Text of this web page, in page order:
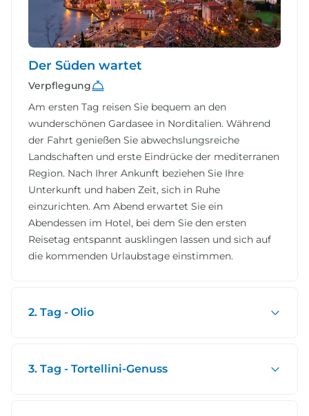
Der Süden wartet
Verpflegung
Am ersten Tag reisen Sie bequem an den
wunderschönen Gardasee in Norditalien. Während
der Fahrt genießen Sie abwechslungsreiche
Landschaften und erste Eindrücke der mediterranen
Region. Nach Ihrer Ankunft beziehen Sie Ihre
Unterkunft und haben Zeit, sich in Ruhe
einzurichten. Am Abend erwartet Sie ein
Abendessen im Hotel, bei dem Sie den ersten
Reisetag entspannt ausklingen lassen und sich auf
die kommenden Urlaubstage einstimmen.
2. Tag - Olio
3. Tag - Tortellini-Genuss